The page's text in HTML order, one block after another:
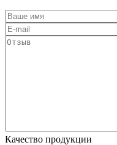
Качество продукции